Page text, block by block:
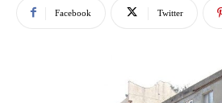
Facebook Twitter